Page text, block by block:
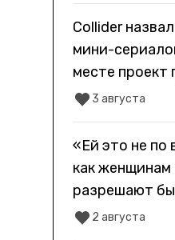
Collider
мини-
месте проект
3 августа
«Ей это не по
как женщинам
разрешают
2 августа